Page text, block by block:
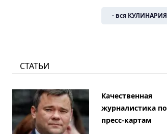
- вся КУЛИНАРИЯ
СТАТЬИ
Качественная
журналистика по
пресс-картам